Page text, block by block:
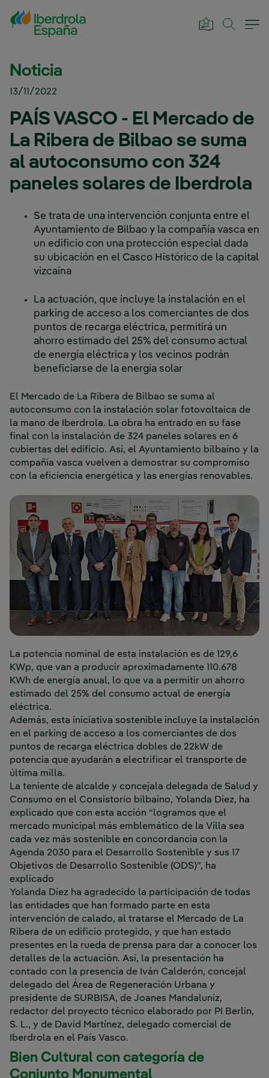
Saltar al contenido principal
Noticia
13/11/2022
PAÍS VASCO - El Mercado de
La Ribera de Bilbao se suma
al autoconsumo con 324
paneles solares de Iberdrola
Se trata de una intervención conjunta entre el
Ayuntamiento de Bilbao y la compañía vasca en
un edificio con una protección especial dada
su ubicación en el Casco Histórico de la capital
vizcaína
La actuación, que incluye la instalación en el
parking de acceso a los comerciantes de dos
puntos de recarga eléctrica, permitirá un
ahorro estimado del 25% del consumo actual
de energía eléctrica y los vecinos podrán
beneficiarse de la energía solar
El Mercado de La Ribera de Bilbao se suma al
autoconsumo con la instalación solar fotovoltaica de
la mano de Iberdrola. La obra ha entrado en su fase
final con la instalación de 324 paneles solares en 6
cubiertas del edificio. Así, el Ayuntamiento bilbaíno y la
compañía vasca vuelven a demostrar su compromiso
con la eficiencia energética y las energías renovables.
La potencia nominal de esta instalación es de 129,6
KWp, que van a producir aproximadamente 110.678
KWh de energía anual, lo que va a permitir un ahorro
estimado del 25% del consumo actual de energía
eléctrica.
Además, esta iniciativa sostenible incluye la instalación
en el parking de acceso a los comerciantes de dos
puntos de recarga eléctrica dobles de 22kW de
potencia que ayudarán a electrificar el transporte de
última milla.
La teniente de alcalde y concejala delegada de Salud y
Consumo en el Consistorio bilbaíno, Yolanda Díez, ha
explicado que con esta acción “logramos que el
mercado municipal más emblemático de la Villa sea
cada vez más sostenible en concordancia con la
Agenda 2030 para el Desarrollo Sostenible y sus 17
Objetivos de Desarrollo Sostenible (ODS)”, ha
explicado
Yolanda Díez ha agradecido la participación de todas
las entidades que han formado parte en esta
intervención de calado, al tratarse el Mercado de La
Ribera de un edificio protegido, y que han estado
presentes en la rueda de prensa para dar a conocer los
detalles de la actuación. Así, la presentación ha
contado con la presencia de Iván Calderón, concejal
delegado del Área de Regeneración Urbana y
presidente de SURBISA, de Joanes Mandaluniz,
redactor del proyecto técnico elaborado por PI Berlin,
S. L., y de David Martínez, delegado comercial de
Iberdrola en el País Vasco.
Bien Cultural con categoría de
Conjunto Monumental